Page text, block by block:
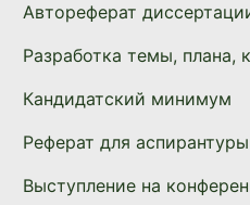
Автореферат
Разработка темы, плана,
Кандидатский минимум
Реферат для аспирантуры
Выступление на